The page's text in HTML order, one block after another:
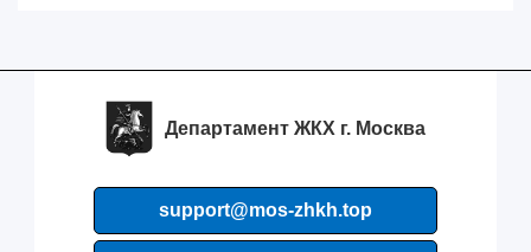
Департамент ЖКХ г. Москва
support@mos-zhkh.top